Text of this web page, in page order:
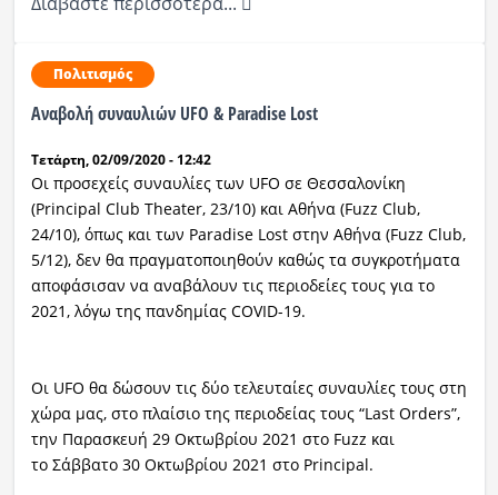
Πολιτισμός
Αναβολή συναυλιών UFO & Paradise Lost
Τετάρτη, 02/09/2020 - 12:42
Οι προσεχείς συναυλίες των UFO σε Θεσσαλονίκη
(Principal Club Theater, 23/10) και Αθήνα (Fuzz Club,
24/10), όπως και των Paradise Lost στην Αθήνα (Fuzz Club,
5/12), δεν θα πραγματοποιηθούν καθώς τα συγκροτήματα
αποφάσισαν να αναβάλουν τις περιοδείες τους για το
2021, λόγω της πανδημίας COVID-19.
Οι UFO θα δώσουν τις δύο τελευταίες συναυλίες τους στη
χώρα μας, στο πλαίσιο της περιοδείας τους “Last Orders”,
την Παρασκευή 29 Οκτωβρίου 2021 στο Fuzz και
το Σάββατο 30 Οκτωβρίου 2021 στο Principal.